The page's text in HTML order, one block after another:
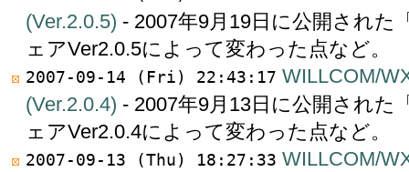
(Ver.2.0.5) - 2007年9月19日に公開された
ェアVer2.0.5によって変わった点など。
2007-09-14 (Fri) 22:43:17 WILLCOM/
(Ver.2.0.4) - 2007年9月13日に公開された
ェアVer2.0.4によって変わった点など。
2007-09-13 (Thu) 18:27:33 WILLCOM/